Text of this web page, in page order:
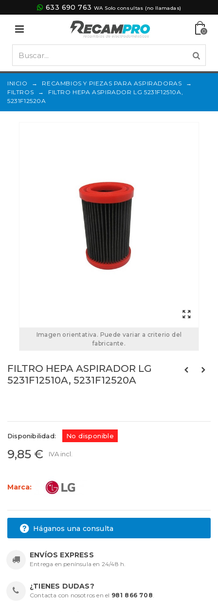
633 690 763 WA Solo consultas (no llamadas)
0
INICIO → RECAMBIOS Y PIEZAS PARA ASPIRADORAS
→
FILTROS
→
FILTRO HEPA ASPIRADOR LG 5231F12510A,
5231F12520A
Imagen orientativa. Puede variar a criterio del
fabricante.
FILTRO HEPA ASPIRADOR LG
5231F12510A, 5231F12520A
Disponibilidad: No disponible
9,85 € IVA incl.
Marca:
Háganos una consulta
ENVÍOS EXPRESS
Entrega en península en 24/48 h.
¿TIENES DUDAS?
Contacta con nosotros en el 981 866 708.